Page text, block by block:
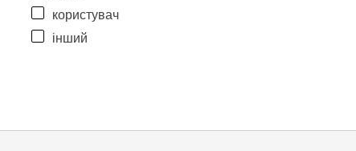
користувач
інший